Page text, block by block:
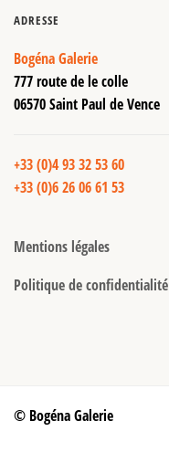
ADRESSE
Bogéna Galerie
777 route de le colle
06570 Saint Paul de Vence
+33 (0)4 93 32 53 60
+33 (0)6 26 06 61 53
Mentions légales
Politique de confidentialité
© Bogéna Galerie